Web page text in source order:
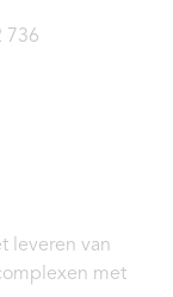
736
leveren van
met